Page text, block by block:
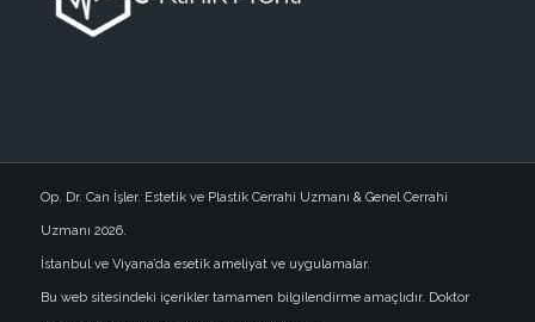
Op. Dr. Can İşler. Estetik ve Plastik Cerrahi Uzmanı & Genel Cerrahi
Uzmanı 2026.
İstanbul ve Viyana’da esetik ameliyat ve uygulamalar.
Bu web sitesindeki içerikler tamamen bilgilendirme amaçlıdır. Doktor